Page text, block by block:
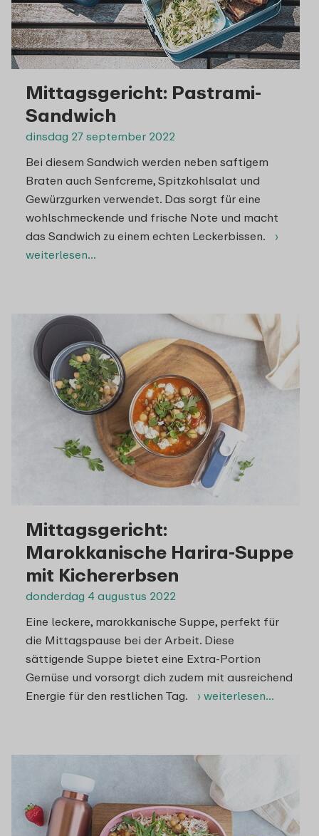
Mittagsgericht: Pastrami-
Sandwich
dinsdag 27 september 2022
Bei diesem Sandwich werden neben saftigem
Braten auch Senfcreme, Spitzkohlsalat und
Gewürzgurken verwendet. Das sorgt für eine
wohlschmeckende und frische Note und macht
das Sandwich zu einem echten Leckerbissen.
›
weiterlesen…
Mittagsgericht:
Marokkanische Harira-Suppe
mit Kichererbsen
donderdag 4 augustus 2022
Eine leckere, marokkanische Suppe, perfekt für
die Mittagspause bei der Arbeit. Diese
sättigende Suppe bietet eine Extra-Portion
Gemüse und vorsorgt dich zudem mit ausreichend
Energie für den restlichen Tag.
› weiterlesen…